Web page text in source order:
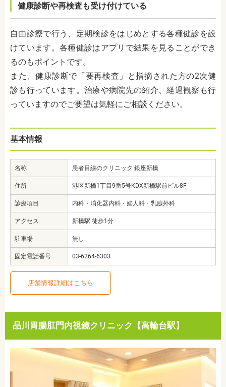
健康診断や再検査も受け付けている
自由診療で行う、定期検診をはじめとする各種健診を設
けています。各種健診はアプリで結果を見ることができ
るのもポイントです。
また、健康診断で「要再検査」と指摘された方の2次健
診も行っています。治療や病院先の紹介、経過観察も行
っていますのでご要望は気軽にご相談ください。
基本情報
名称 患者目線のクリニック 銀座新橋
住所 港区新橋1丁目9番5号KDX新橋駅前ビル8F
診療項目 内科・消化器内科・婦人科・乳腺外科
アクセス 新橋駅 徒歩1分
駐車場 無し
固定電話番号 03-6264-6303
店舗情報詳細はこちら
品川胃腸肛門内視鏡クリニック【高輪台駅】